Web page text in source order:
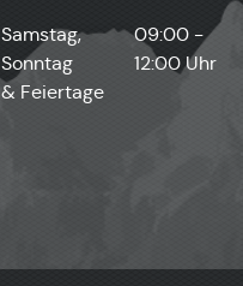
Samstag,
Sonntag
& Feiertage
09:00 -
12:00 Uhr